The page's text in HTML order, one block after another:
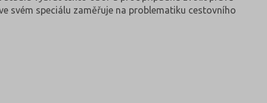
svém speciálu zaměřuje na problematiku cestovního